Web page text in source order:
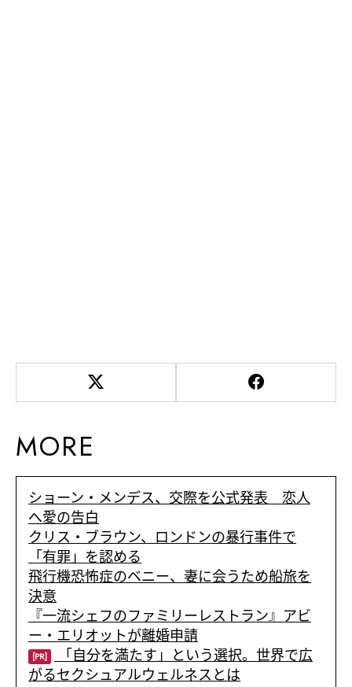
MORE
ショーン・メンデス、交際を公式発表 恋人
へ愛の告白
クリス・ブラウン、ロンドンの暴行事件で
「有罪」を認める
飛行機恐怖症のベニー、妻に会うため船旅を
決意
『一流シェフのファミリーレストラン』アビ
ー・エリオットが離婚申請
[PR]
「自分を満たす」という選択。世界で広
がるセクシュアルウェルネスとは